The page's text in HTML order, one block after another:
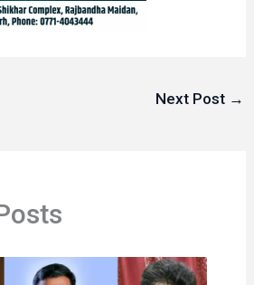
Next Post →